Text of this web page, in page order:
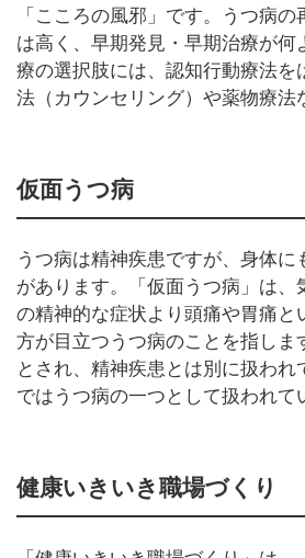
「こころの風邪」です。うつ病の
は高く、早期発見・早期治療が何
療の選択肢には、認知行動療法を
法（カウンセリング）や薬物療法
仮面うつ病
うつ病は精神疾患ですが、身体に
があります。「仮面うつ病」は、
の精神的な症状より頭痛や胃痛と
方が目立つうつ病のことを指しま
とされ、精神疾患とは別に扱われ
ではうつ病の一つとして扱われて
健康いきいき職場づくり